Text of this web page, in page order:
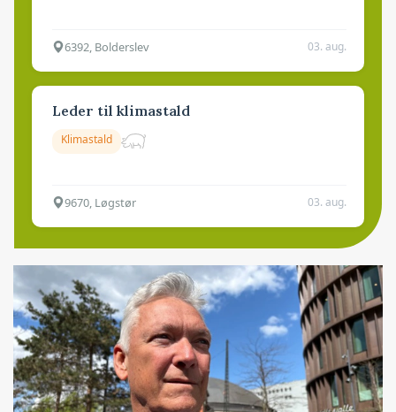
6392, Bolderslev 03. aug.
Leder til klimastald
Klimastald
9670, Løgstør 03. aug.